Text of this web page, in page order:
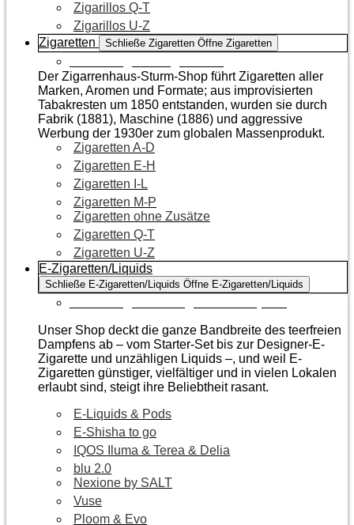
Zigarillos Q-T
Zigarillos U-Z
Zigaretten
Schließe Zigaretten Öffne Zigaretten
Der Zigarrenhaus-Sturm-Shop führt Zigaretten aller
Marken, Aromen und Formate; aus improvisierten
Tabakresten um 1850 entstanden, wurden sie durch
Fabrik (1881), Maschine (1886) und aggressive
Werbung der 1930er zum globalen Massenprodukt.
Zigaretten A-D
Zigaretten E-H
Zigaretten I-L
Zigaretten M-P
Zigaretten ohne Zusätze
Zigaretten Q-T
Zigaretten U-Z
E-Zigaretten/Liquids
Schließe E-Zigaretten/Liquids Öffne E-Zigaretten/Liquids
Unser Shop deckt die ganze Bandbreite des teerfreien
Dampfens ab – vom Starter-Set bis zur Designer-E-
Zigarette und unzähligen Liquids –, und weil E-
Zigaretten günstiger, vielfältiger und in vielen Lokalen
erlaubt sind, steigt ihre Beliebtheit rasant.
E-Liquids & Pods
E-Shisha to go
IQOS Iluma & Terea & Delia
blu 2.0
Nexione by SALT
Vuse
Ploom & Evo